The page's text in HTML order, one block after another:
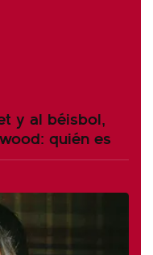
y al béisbol,
quién es